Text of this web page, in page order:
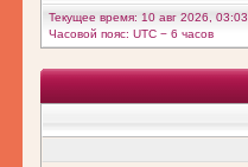
Текущее время: 10 авг 2026, 03:03
Часовой пояс: UTC − 6 часов